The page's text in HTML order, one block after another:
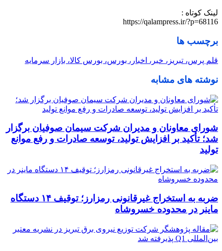
لینک کوتاه :
https://qalampress.ir/?p=68116
برچسب ها
قلم پرس، تبریز، خبر، اخبار، بورس، بورس كالا، بازار سرمایه
نوشته های مشابه
شورای معاونان و مدیران شرکت سیمان صوفیان برگزار
شد؛ تأکید بر افزایش تولید، توسعه صادرات و رفع موانع
تولید
ضربه به استخراج غیرقانونی رمزارز؛ توقیف ۱۴ دستگاه
ماینر در محدوده خسروشاه